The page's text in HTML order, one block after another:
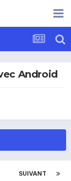
Android
SUIVANT